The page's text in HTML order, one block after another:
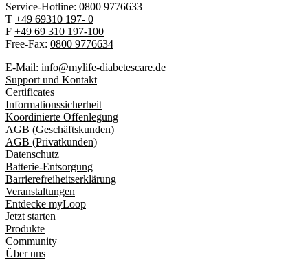
Service-Hotline: 0800 9776633
T +49 69310 197- 0
F +49 69 310 197-100
Free-Fax: 0800 9776634
E-Mail: info@mylife-diabetescare.de
Support und Kontakt
Certificates
Informationssicherheit
Koordinierte Offenlegung
AGB (Geschäftskunden)
AGB (Privatkunden)
Datenschutz
Batterie-Entsorgung
Barrierefreiheitserklärung
Veranstaltungen
Entdecke myLoop
Jetzt starten
Produkte
Community
Über uns